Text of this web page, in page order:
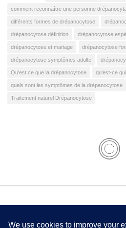
comment reconnaître une personne
différents formes de drépanocytose
drépanocytose définition drépanocytose
drépanocytose et mariage drépanocytose
drépanocytose symptômes adulte
Qu'est ce que la drépanocytose qu'est-ce
quels sont les symptômes de la drépanocytose
Traitement naturel Drépanocytose